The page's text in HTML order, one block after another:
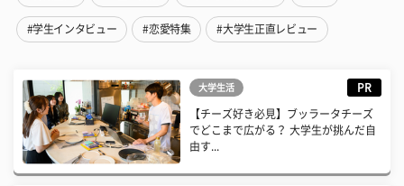
#学生インタビュー #恋愛特集 #大学生正直レビュー
大学生活 PR
【チーズ好き必見】ブッラータチーズ
でどこまで広がる？ 大学生が挑んだ自
由す...